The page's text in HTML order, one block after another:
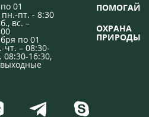
01
пн.-пт. - 8:30
вс. –
по 01
чт. – 08:30-
08:30-16:30,
выходные
ПОМОГАЙ
ОХРАНА
ПРИРОДЫ